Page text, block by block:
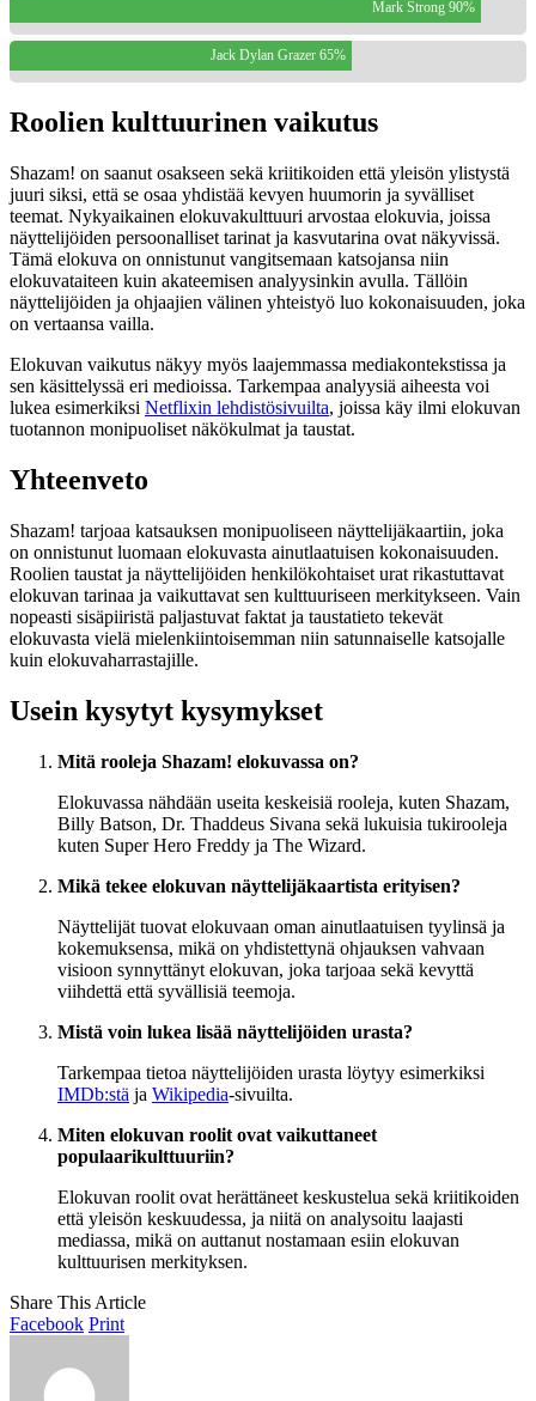
Mark Strong 90%
Jack Dylan Grazer 65%
Roolien kulttuurinen vaikutus
Shazam! on saanut osakseen sekä kriitikoiden että yleisön ylistystä
juuri siksi, että se osaa yhdistää kevyen huumorin ja syvälliset
teemat. Nykyaikainen elokuvakulttuuri arvostaa elokuvia, joissa
näyttelijöiden persoonalliset tarinat ja kasvutarina ovat näkyvissä.
Tämä elokuva on onnistunut vangitsemaan katsojansa niin
elokuvataiteen kuin akateemisen analyysinkin avulla. Tällöin
näyttelijöiden ja ohjaajien välinen yhteistyö luo kokonaisuuden, joka
on vertaansa vailla.
Elokuvan vaikutus näkyy myös laajemmassa mediakontekstissa ja
sen käsittelyssä eri medioissa. Tarkempaa analyysiä aiheesta voi
lukea esimerkiksi Netflixin lehdistösivuilta, joissa käy ilmi elokuvan
tuotannon monipuoliset näkökulmat ja taustat.
Yhteenveto
Shazam! tarjoaa katsauksen monipuoliseen näyttelijäkaartiin, joka
on onnistunut luomaan elokuvasta ainutlaatuisen kokonaisuuden.
Roolien taustat ja näyttelijöiden henkilökohtaiset urat rikastuttavat
elokuvan tarinaa ja vaikuttavat sen kulttuuriseen merkitykseen. Vain
nopeasti sisäpiiristä paljastuvat faktat ja taustatieto tekevät
elokuvasta vielä mielenkiintoisemman niin satunnaiselle katsojalle
kuin elokuvaharrastajille.
Usein kysytyt kysymykset
Mitä rooleja Shazam! elokuvassa on?
Elokuvassa nähdään useita keskeisiä rooleja, kuten Shazam,
Billy Batson, Dr. Thaddeus Sivana sekä lukuisia tukirooleja
kuten Super Hero Freddy ja The Wizard.
Mikä tekee elokuvan näyttelijäkaartista erityisen?
Näyttelijät tuovat elokuvaan oman ainutlaatuisen tyylinsä ja
kokemuksensa, mikä on yhdistettynä ohjauksen vahvaan
visioon synnyttänyt elokuvan, joka tarjoaa sekä kevyttä
viihdettä että syvällisiä teemoja.
Mistä voin lukea lisää näyttelijöiden urasta?
Tarkempaa tietoa näyttelijöiden urasta löytyy esimerkiksi
IMDb:stä ja Wikipedia-sivuilta.
Miten elokuvan roolit ovat vaikuttaneet
populaarikulttuuriin?
Elokuvan roolit ovat herättäneet keskustelua sekä kriitikoiden
että yleisön keskuudessa, ja niitä on analysoitu laajasti
mediassa, mikä on auttanut nostamaan esiin elokuvan
kulttuurisen merkityksen.
Share This Article
Facebook Print